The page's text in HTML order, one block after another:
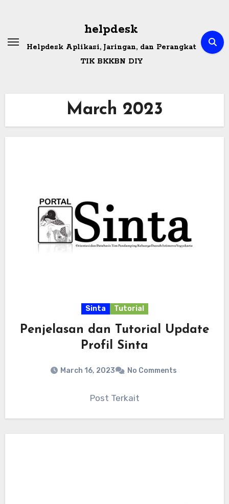
helpdesk
Helpdesk Aplikasi, Jaringan, dan Perangkat
TIK BKKBN DIY
March 2023
Sinta Tutorial
Penjelasan dan Tutorial Update
Profil Sinta
March 16, 2023 No Comments
Post Terkait